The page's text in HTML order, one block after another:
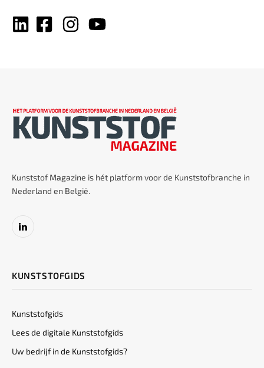
Kunststof Magazine is hét platform voor de Kunststofbranche in
Nederland en België.
LinkedIn
KUNSTSTOFGIDS
Kunststofgids
Lees de digitale Kunststofgids
Uw bedrijf in de Kunststofgids?